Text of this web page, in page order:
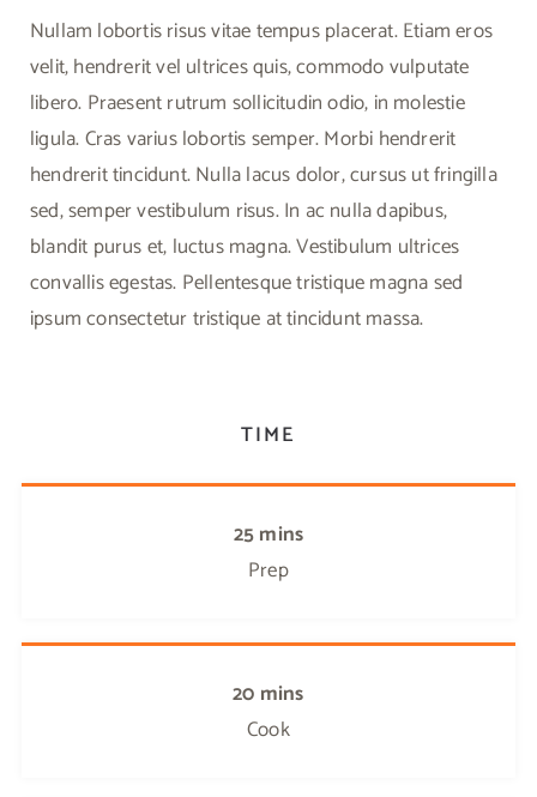
Nullam lobortis risus vitae tempus placerat. Etiam eros
velit, hendrerit vel ultrices quis, commodo vulputate
libero. Praesent rutrum sollicitudin odio, in molestie
ligula. Cras varius lobortis semper. Morbi hendrerit
hendrerit tincidunt. Nulla lacus dolor, cursus ut fringilla
sed, semper vestibulum risus. In ac nulla dapibus,
blandit purus et, luctus magna. Vestibulum ultrices
convallis egestas. Pellentesque tristique magna sed
ipsum consectetur tristique at tincidunt massa.
TIME
25 mins
Prep
20 mins
Cook